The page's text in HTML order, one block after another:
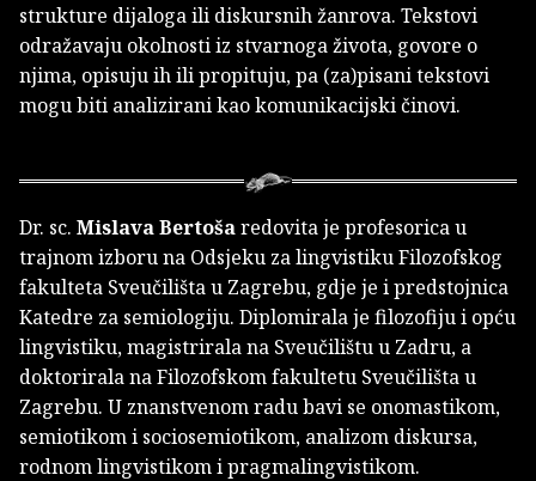
strukture dijaloga ili diskursnih žanrova. Tekstovi
odražavaju okolnosti iz stvarnoga života, govore o
njima, opisuju ih ili propituju, pa (za)pisani tekstovi
mogu biti analizirani kao komunikacijski činovi.
Dr. sc. Mislava Bertošaredovita je profesorica u
trajnom izboru na Odsjeku za lingvistiku Filozofskog
fakulteta Sveučilišta u Zagrebu, gdje je i predstojnica
Katedre za semiologiju. Diplomirala je filozofiju i opću
lingvistiku, magistrirala na Sveučilištu u Zadru, a
doktorirala na Filozofskom fakultetu Sveučilišta u
Zagrebu. U znanstvenom radu bavi se onomastikom,
semiotikom i sociosemiotikom, analizom diskursa,
rodnom lingvistikom i pragmalingvistikom.